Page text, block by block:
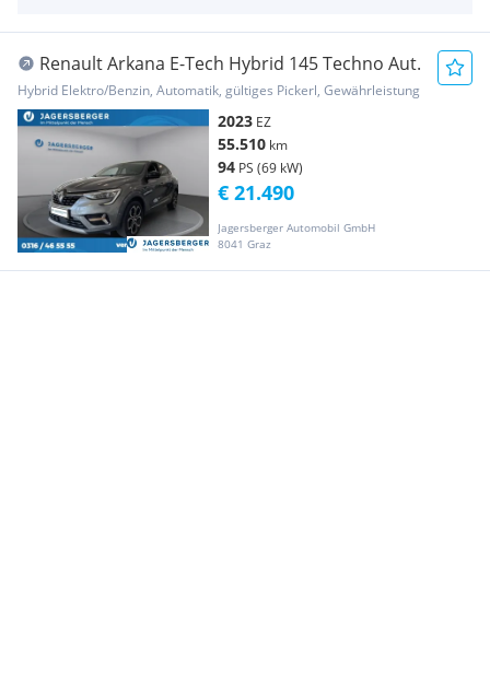
Renault Arkana E-Tech Hybrid 145 Techno Aut.
Hybrid Elektro/Benzin, Automatik, gültiges Pickerl, Gewährleistung
2023 EZ
55.510 km
94 PS (69 kW)
Jagersberger Automobil GmbH
8041 Graz
€ 21.490